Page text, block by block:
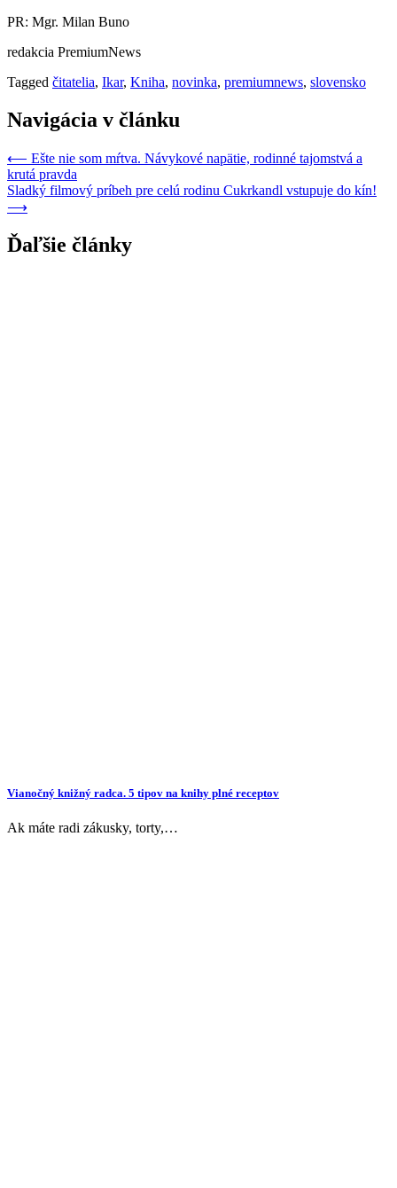
PR: Mgr. Milan Buno
redakcia PremiumNews
Tagged čitatelia, Ikar, Kniha, novinka, premiumnews, slovensko
Navigácia v článku
⟵ Ešte nie som mŕtva. Návykové napätie, rodinné tajomstvá a
krutá pravda
Sladký filmový príbeh pre celú rodinu Cukrkandl vstupuje do kín!
⟶
Ďaľšie články
Vianočný knižný radca. 5 tipov na knihy plné receptov
Ak máte radi zákusky, torty,…